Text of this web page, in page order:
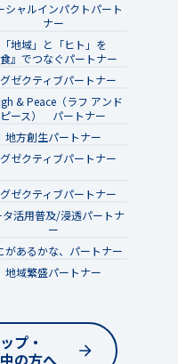
シャルインパクトパート
ナー
「地域」と「ヒト」を
食』でつなぐパートナー
ゼクティブパートナー
& Peace（ラフ アンド
ピース） パートナー
地方創生パートナー
ゼクティブパートナー
ゼクティブパートナー
タ活用普及/浸透パートナ
ー
があるかな、パートナー
地域繁盛パートナー
プ・
の方へ